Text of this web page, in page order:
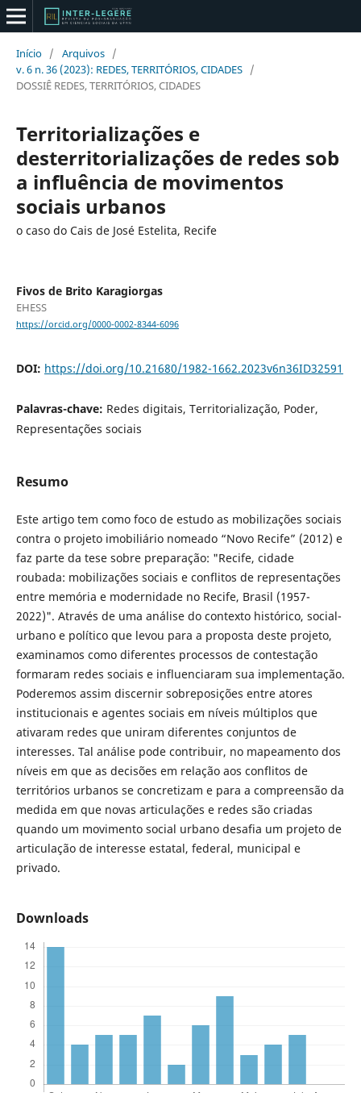
Início / Arquivos /
v. 6 n. 36 (2023): REDES, TERRITÓRIOS, CIDADES /
DOSSIÊ REDES, TERRITÓRIOS, CIDADES
Territorializações e
desterritorializações de redes sob
a influência de movimentos
sociais urbanos
o caso do Cais de José Estelita, Recife
Fivos de Brito Karagiorgas
EHESS
https://orcid.org/0000-0002-8344-6096
DOI: https://doi.org/10.21680/1982-1662.2023v6n36ID32591
Palavras-chave: Redes digitais, Territorialização, Poder,
Representações sociais
Resumo
Este artigo tem como foco de estudo as mobilizações sociais
contra o projeto imobiliário nomeado “Novo Recife” (2012) e
faz parte da tese sobre preparação: "Recife, cidade
roubada: mobilizações sociais e conflitos de representações
entre memória e modernidade no Recife, Brasil (1957-
2022)". Através de uma análise do contexto histórico, social-
urbano e político que levou para a proposta deste projeto,
examinamos como diferentes processos de contestação
formaram redes sociais e influenciaram sua implementação.
Poderemos assim discernir sobreposições entre atores
institucionais e agentes sociais em níveis múltiplos que
ativaram redes que uniram diferentes conjuntos de
interesses. Tal análise pode contribuir, no mapeamento dos
níveis em que as decisões em relação aos conflitos de
territórios urbanos se concretizam e para a compreensão da
medida em que novas articulações e redes são criadas
quando um movimento social urbano desafia um projeto de
articulação de interesse estatal, federal, municipal e
privado.
Downloads